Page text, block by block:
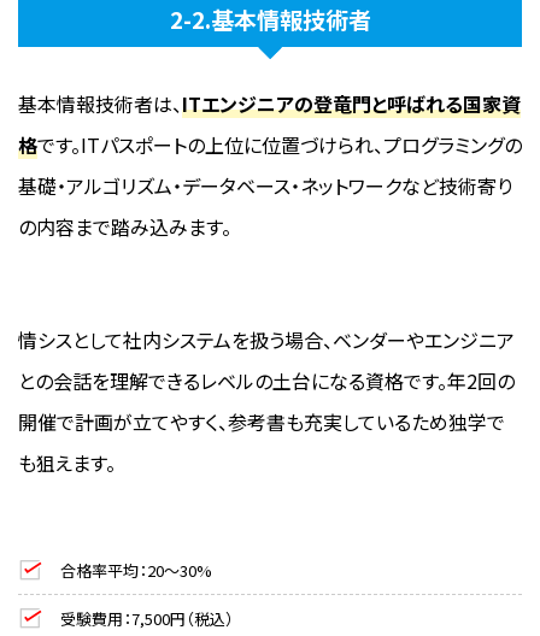
2-2.基本情報技術者
基本情報技術者は、ITエンジニアの登竜門と呼ばれる国家資
格です。ITパスポートの上位に位置づけられ、プログラミングの
基礎・アルゴリズム・データベース・ネットワークなど技術寄り
の内容まで踏み込みます。
情シスとして社内システムを扱う場合、ベンダーやエンジニア
との会話を理解できるレベルの土台になる資格です。年2回の
開催で計画が立てやすく、参考書も充実しているため独学で
も狙えます。
合格率平均：20〜30%
受験費用：7,500円（税込）